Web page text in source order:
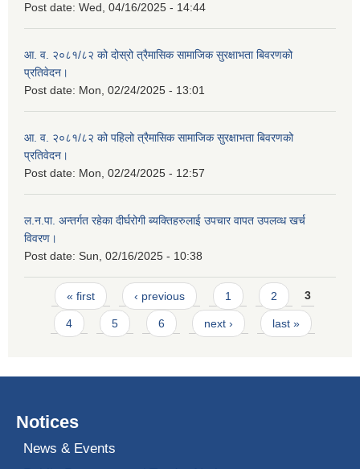
Post date: Wed, 04/16/2025 - 14:44
आ. व. २०८१/८२ को दोस्रो त्रैमासिक सामाजिक सुरक्षाभता बिवरणको
प्रतिवेदन।
Post date: Mon, 02/24/2025 - 13:01
आ. व. २०८१/८२ को पहिलो त्रैमासिक सामाजिक सुरक्षाभता बिवरणको
प्रतिवेदन।
Post date: Mon, 02/24/2025 - 12:57
ल.न.पा. अन्तर्गत रहेका दीर्घरोगी ब्यक्तिहरुलाई उपचार वापत उपलव्ध खर्च
विवरण।
Post date: Sun, 02/16/2025 - 10:38
Pages
« first ‹ previous 1 2 3
4 5 6 next › last »
Notices
News & Events